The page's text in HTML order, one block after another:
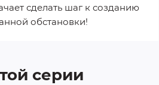
сделать шаг к созданию
обстановки!
серии